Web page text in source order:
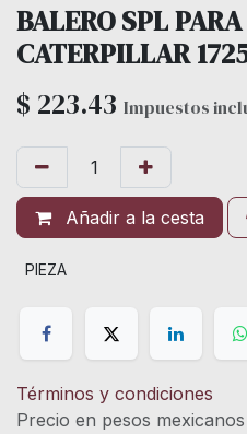
BALERO SPL
CATERPILLAR
$ 223.43 Impuestos
Añadir a la cesta
PIEZA
Términos y condiciones
Precio en pesos